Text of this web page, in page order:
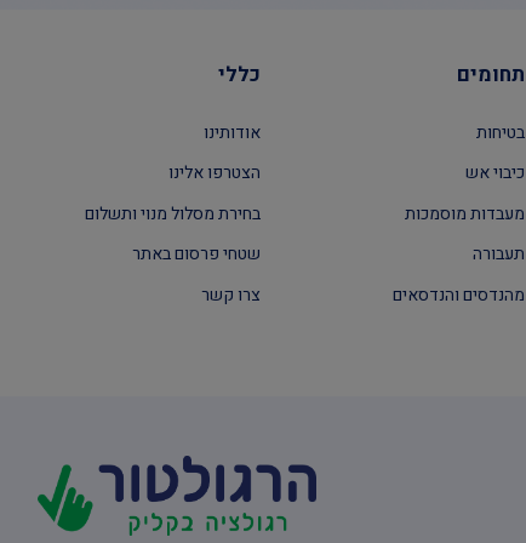
תחומים
בטיחות
כיבוי אש
מעבדות מוסמכות
תעבורה
מהנדסים והנדסאים
כללי
אודותינו
הצטרפו אלינו
בחירת מסלול מנוי ותשלום
שטחי פרסום באתר
צרו קשר